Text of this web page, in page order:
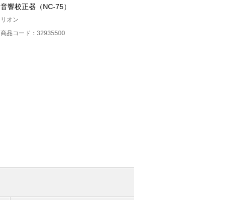
音響校正器（NC-75）
リオン
商品コード：32935500